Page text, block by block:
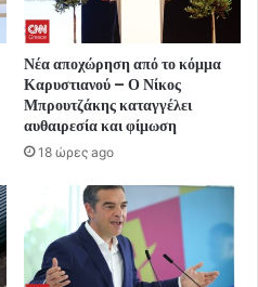
Νέα αποχώρηση από το κόμμα
Καρυστιανού – Ο Νίκος
Μπρουτζάκης καταγγέλει
αυθαιρεσία και φίμωση
18 ώρες ago